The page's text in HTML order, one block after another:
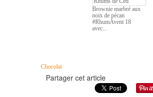
Brownie marbré aux
noix de pécan
#RhumAvent 18
avec...
Chocolat
Partager cet article